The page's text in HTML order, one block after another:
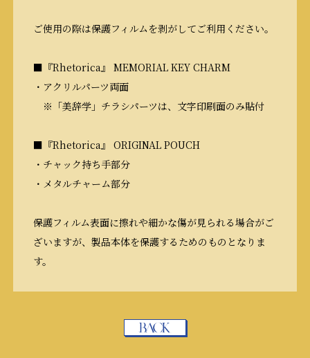
ご使用の際は保護フィルムを剥がしてご利用ください。
■『Rhetorica 』 MEMORIAL KEY CHARM
・アクリルパーツ両面
※「美辞学」チラシパーツは、文字印刷面のみ貼付
■『Rhetorica 』 ORIGINAL POUCH
・チャック持ち手部分
・メタルチャーム部分
保護フィルム表面に擦れや細かな傷が見られる場合がご
ざいますが、製品本体を保護するためのものとなりま
す。